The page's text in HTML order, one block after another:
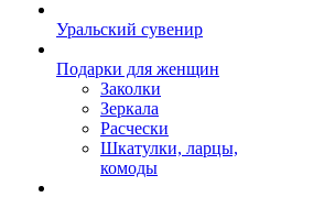
Уральский сувенир
Подарки для женщин
Заколки
Зеркала
Расчески
Шкатулки, ларцы,
комоды